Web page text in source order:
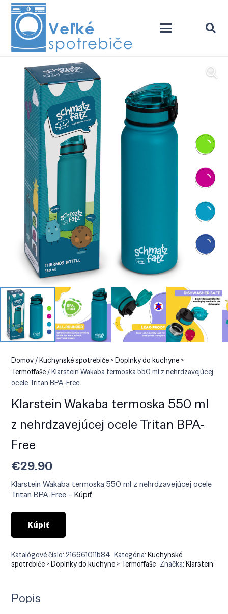
Domov/Kuchynské spotrebiče > Doplnky do kuchyne >
Termofľaše/ Klarstein Wakaba termoska 550 ml z nehrdzavejúcej
ocele Tritan BPA-Free
Klarstein Wakaba termoska 550 ml
z nehrdzavejúcej ocele Tritan BPA-
Free
€29.90
Klarstein Wakaba termoska 550 ml z nehrdzavejúcej ocele
Tritan BPA-Free –Kúpiť
Kúpiť
Katalógové číslo:216661011b84 Kategória:Kuchynské
spotrebiče > Doplnky do kuchyne > Termofľaše Značka:Klarstein
Popis